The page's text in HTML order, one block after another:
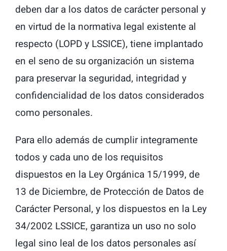
deben dar a los datos de carácter personal y
en virtud de la normativa legal existente al
respecto (LOPD y LSSICE), tiene implantado
en el seno de su organización un sistema
para preservar la seguridad, integridad y
confidencialidad de los datos considerados
como personales.
Para ello además de cumplir integramente
todos y cada uno de los requisitos
dispuestos en la Ley Orgánica 15/1999, de
13 de Diciembre, de Protección de Datos de
Carácter Personal, y los dispuestos en la Ley
34/2002 LSSICE, garantiza un uso no solo
legal sino leal de los datos personales así